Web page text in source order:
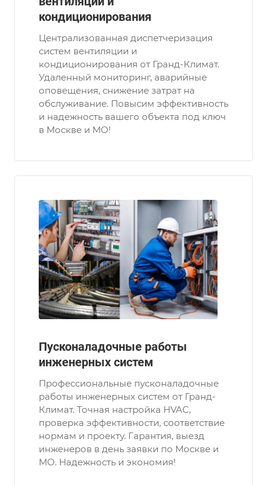
кондиционирования
Централизованная диспетчеризация
систем вентиляции и
кондиционирования от Гранд-Климат.
Удаленный мониторинг, аварийные
оповещения, снижение затрат на
обслуживание. Повысим эффективность
и надежность вашего объекта под ключ
в Москве и МО!
Пусконаладочные работы
инженерных систем
Профессиональные пусконаладочные
работы инженерных систем от Гранд-
Климат. Точная настройка HVAC,
проверка эффективности, соответствие
нормам и проекту. Гарантия, выезд
инженеров в день заявки по Москве и
МО. Надежность и экономия!